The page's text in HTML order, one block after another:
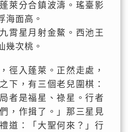
萊分合鎮波濤。瑤臺影
海面高。
霄星月射金鰲。西池王
幾次桃。
徑入蓬萊。正然走處，
下，有三個老兒圍棋：
者是福星、祿星。行者
，作揖了。」那三星見
道：「大聖何來？」行